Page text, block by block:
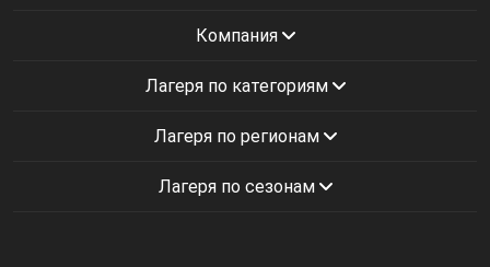
Компания
Лагеря по категориям
Лагеря по регионам
Лагеря по сезонам